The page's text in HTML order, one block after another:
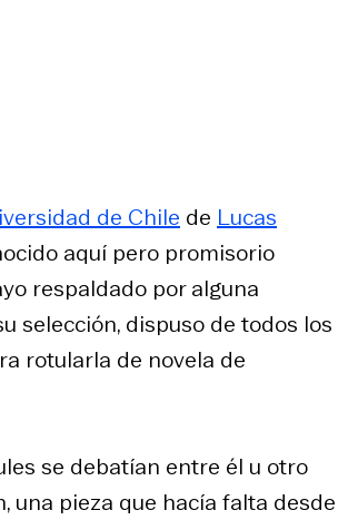
de Chile de Lucas
aquí pero promisorio
respaldado por alguna
selección, dispuso de todos los
rotularla de novela de
se debatían entre él u otro
una pieza que hacía falta desde